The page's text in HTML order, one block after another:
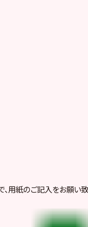
用紙のご記入をお願い